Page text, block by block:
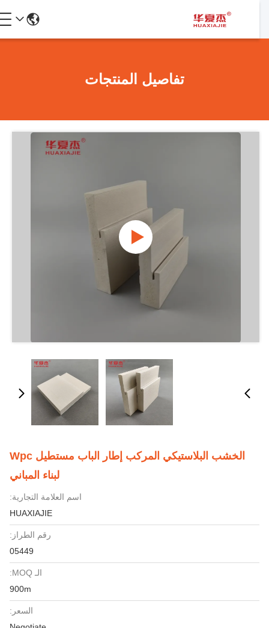
تفاصيل المنتجات
الخشب البلاستيكي المركب إطار الباب مستطيل Wpc
لبناء المباني
اسم العلامة التجارية:
HUAXIAJIE
رقم الطراز:
05449
الـ MOQ:
900m
السعر: